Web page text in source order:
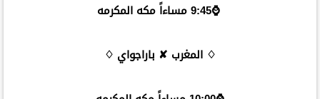
⌚️9:45 مساءاً مكه المكرمه
♢ المغرب ✘ باراجواي ♢